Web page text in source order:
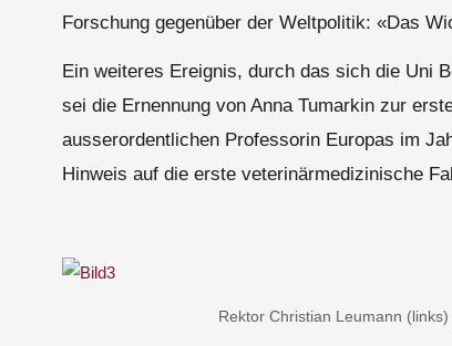
Forschung gegenüber der Weltpolitik: «Das
Ein weiteres Ereignis, durch das sich die Uni
sei die Ernennung von Anna Tumarkin zur
ausserordentlichen Professorin Europas im
Hinweis auf die erste veterinärmedizinische
Rektor Christian Leumann